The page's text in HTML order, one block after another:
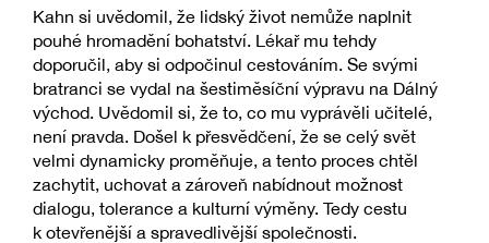
Kahn si uvědomil, že lidský život nemůže naplnit
pouhé hromadění bohatství. Lékař mu tehdy
doporučil, aby si odpočinul cestováním. Se svými
bratranci se vydal na šestiměsíční výpravu na Dálný
východ. Uvědomil si, že to, co mu vyprávěli učitelé,
není pravda. Došel k přesvědčení, že se celý svět
velmi dynamicky proměňuje, a tento proces chtěl
zachytit, uchovat a zároveň nabídnout možnost
dialogu, tolerance a kulturní výměny. Tedy cestu
k otevřenější a spravedlivější společnosti.